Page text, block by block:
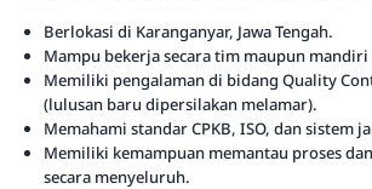
Berlokasi di Karanganyar, Jawa Tengah.
Mampu bekerja secara tim maupun mandiri
Memiliki pengalaman di bidang Quality
(lulusan baru dipersilakan melamar).
Memahami standar CPKB, ISO, dan sistem
Memiliki kemampuan memantau proses
secara menyeluruh.